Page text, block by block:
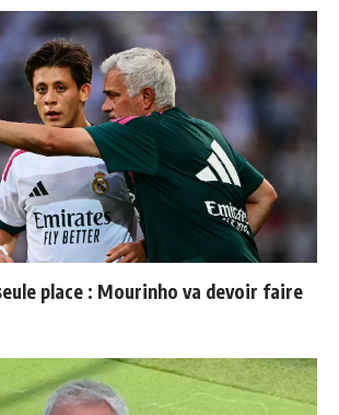
place : Mourinho va devoir faire